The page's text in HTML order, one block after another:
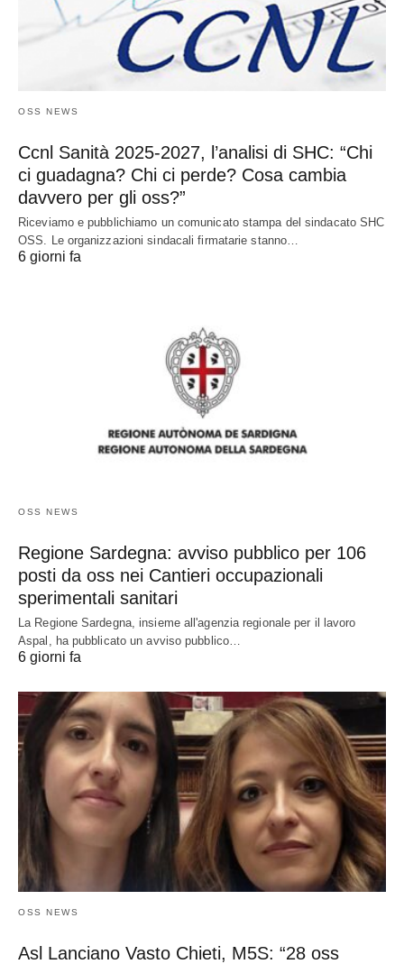
OSS NEWS
Ccnl Sanità 2025-2027, l’analisi di SHC: “Chi
ci guadagna? Chi ci perde? Cosa cambia
davvero per gli oss?”
Riceviamo e pubblichiamo un comunicato stampa del sindacato SHC
OSS. Le organizzazioni sindacali firmatarie stanno…
6 giorni fa
OSS NEWS
Regione Sardegna: avviso pubblico per 106
posti da oss nei Cantieri occupazionali
sperimentali sanitari
La Regione Sardegna, insieme all'agenzia regionale per il lavoro
Aspal, ha pubblicato un avviso pubblico…
6 giorni fa
OSS NEWS
Asl Lanciano Vasto Chieti, M5S: “28 oss